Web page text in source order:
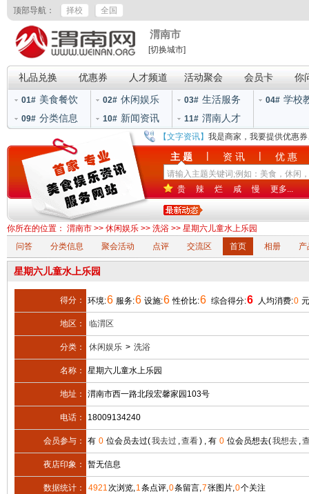
顶部导航： 择校 全国
渭南市
[切换城市]
礼品兑换 优惠券 人才频道 活动聚会 会员卡 你
01# 美食餐饮 02# 休闲娱乐 03# 生活服务 04# 学校
09# 分类信息 10# 新闻资讯 11# 渭南人才
【文字资讯】 我是商家，我要提供优惠
主 题 | 资 讯 | 优 惠
贵 辣 烂 咸 慢 更多...
你所在的位置： 渭南市 >> 休闲娱乐 >> 洗浴 >> 星期六儿童水上乐园
问答
分类信息 聚会活动 点评 交流区 首页 相册 产
星期六儿童水上乐园
得分： 环境:6 服务:6 设施:6 性价比:6 综合得分:6 人均消费:0
地区： 临渭区
分类： 休闲娱乐 > 洗浴
名称： 星期六儿童水上乐园
地址： 渭南市西一路北段宏馨家园103号
电话： 18009134240
会员参与： 有 0 位会员去过(我去过 ,查看) , 有 0 位会员想去(我想去 ,
夜店印象： 暂无信息
数据统计： 4921 次浏览,1条点评,0条留言,7张图片,0个关注